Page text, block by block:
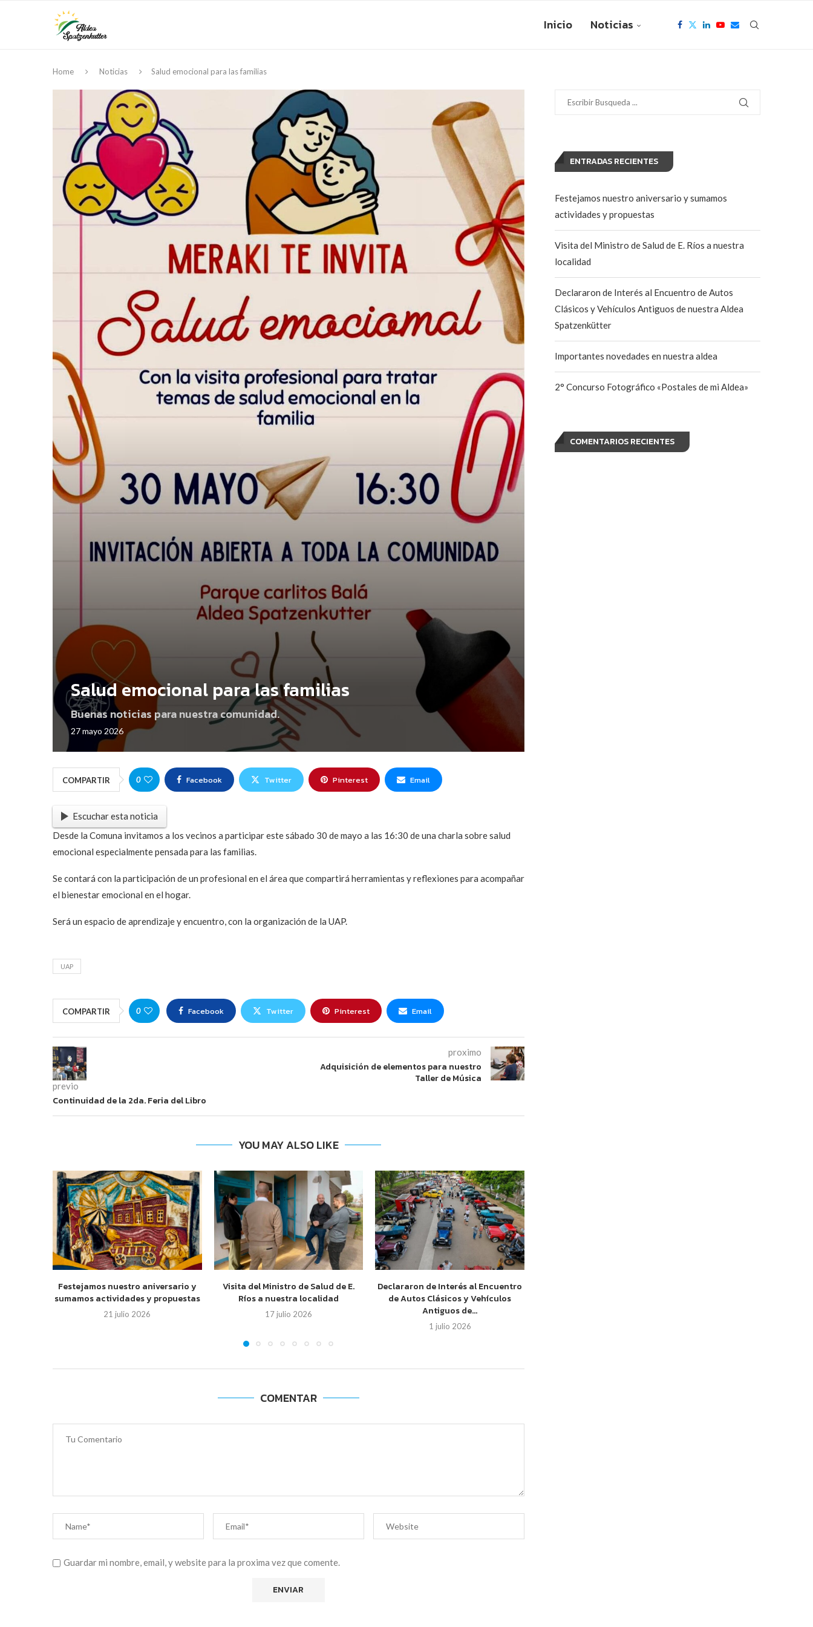
Inicio Noticias
Home Noticias Salud emocional para las familias
Salud emocional para las familias
Buenas noticias para nuestra comunidad.
27 mayo 2026
COMPARTIR 0 Facebook Twitter Pinterest Email
Escuchar esta noticia
Desde la Comuna invitamos a los vecinos a participar este sábado 30 de mayo a las 16:30 de una charla sobre salud
emocional especialmente pensada para las familias.
Se contará con la participación de un profesional en el área que compartirá herramientas y reflexiones para acompañar
el bienestar emocional en el hogar.
Será un espacio de aprendizaje y encuentro, con la organización de la UAP.
UAP
COMPARTIR 0 Facebook Twitter Pinterest Email
previo
Continuidad de la 2da. Feria del Libro
proximo
Adquisición de elementos para nuestro
Taller de Música
YOU MAY ALSO LIKE
Festejamos nuestro aniversario y
sumamos actividades y propuestas
21 julio 2026
Visita del Ministro de Salud de E.
Ríos a nuestra localidad
17 julio 2026
Declararon de Interés al Encuentro
de Autos Clásicos y Vehículos
Antiguos de...
1 julio 2026
COMENTAR
Guardar mi nombre, email, y website para la proxima vez que comente.
ENTRADAS RECIENTES
Festejamos nuestro aniversario y sumamos
actividades y propuestas
Visita del Ministro de Salud de E. Ríos a nuestra
localidad
Declararon de Interés al Encuentro de Autos
Clásicos y Vehículos Antiguos de nuestra Aldea
Spatzenkütter
Importantes novedades en nuestra aldea
2° Concurso Fotográfico «Postales de mi Aldea»
COMENTARIOS RECIENTES